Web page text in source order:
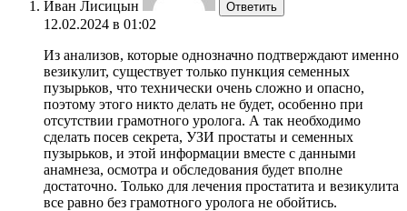
Иван Лисицын Ответить
12.02.2024 в 01:02
Из анализов, которые однозначно подтверждают именно
везикулит, существует только пункция семенных
пузырьков, что технически очень сложно и опасно,
поэтому этого никто делать не будет, особенно при
отсутствии грамотного уролога. А так необходимо
сделать посев секрета, УЗИ простаты и семенных
пузырьков, и этой информации вместе с данными
анамнеза, осмотра и обследования будет вполне
достаточно. Только для лечения простатита и везикулита
все равно без грамотного уролога не обойтись.